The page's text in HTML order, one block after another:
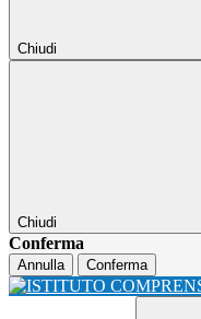
Chiudi
Chiudi
Conferma
Annulla Conferma